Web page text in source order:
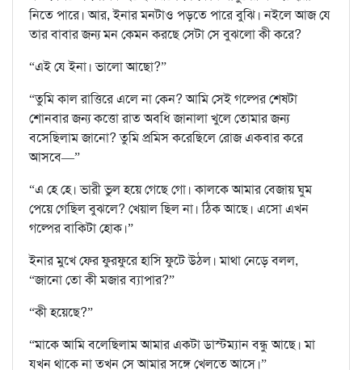
নিতে পারে। আর, ইনার মনটাও পড়তে পারে বুঝি। নইলে আজ যে
তার বাবার জন্য মন কেমন করছে সেটা সে বুঝলো কী করে?
“এই যে ইনা। ভালো আছো?”
“তুমি কাল রাত্তিরে এলে না কেন? আমি সেই গল্পের শেষটা
শোনবার জন্য কত্তো রাত অবধি জানালা খুলে তোমার জন্য
বসেছিলাম জানো? তুমি প্রমিস করেছিলে রোজ একবার করে
আসবে—”
“এ হে হে। ভারী ভুল হয়ে গেছে গো। কালকে আমার বেজায় ঘুম
পেয়ে গেছিল বুঝলে? খেয়াল ছিল না। ঠিক আছে। এসো এখন
গল্পের বাকিটা হোক।”
ইনার মুখে ফের ফুরফুরে হাসি ফুটে উঠল। মাথা নেড়ে বলল,
“জানো তো কী মজার ব্যাপার?”
“কী হয়েছে?”
“মাকে আমি বলেছিলাম আমার একটা ডাস্টম্যান বন্ধু আছে। মা
যখন থাকে না তখন সে আমার সঙ্গে খেলতে আসে।”